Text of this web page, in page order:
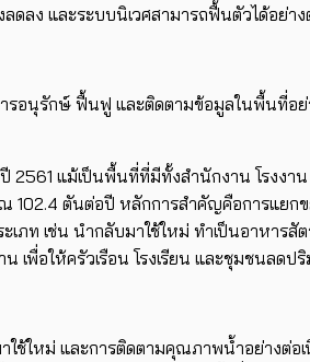
ลง และระบบนิเวศสามารถฟื้นตัวได้อย่าง
อนุรักษ์ ฟื้นฟู และติดตามข้อมูลในพื้นที่อย่
แม้เป็นพื้นที่ที่มีทั้งสำนักงาน โรงงาน
ตันต่อปี หลักการสำคัญคือการแยกข
ภท เช่น นำกลับมาใช้ใหม่ ทำเป็นอาหาร
พื่อให้ครัวเรือน โรงเรียน และชุมชนลดป
ช้ใหม่ และการติดตามคุณภาพน้ำอย่างต่อ